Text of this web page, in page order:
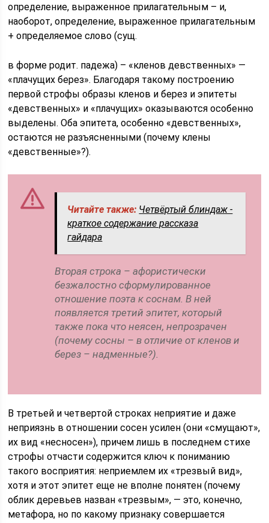
определение, выраженное прилагательным – и,
наоборот, определение, выраженное прилагательным
+ определяемое слово (сущ.
в форме родит. падежа) – «кленов девственных» —
«плачущих берез». Благодаря такому построению
первой строфы образы кленов и берез и эпитеты
«девственных» и «плачущих» оказываются особенно
выделены. Оба эпитета, особенно «девственных»,
остаются не разъясненными (почему клены
«девственные»?).
Читайте также: Четвёртый блиндаж -
краткое содержание рассказа
гайдара
Вторая строка – афористически
безжалостно сформулированное
отношение поэта к соснам. В ней
появляется третий эпитет, который
также пока что неясен, непрозрачен
(почему сосны – в отличие от кленов и
берез – надменные?).
В третьей и четвертой строках неприятие и даже
неприязнь в отношении сосен усилен (они «смущают»,
их вид «несносен»), причем лишь в последнем стихе
строфы отчасти содержится ключ к пониманию
такого восприятия: неприемлем их «трезвый вид»,
хотя и этот эпитет еще не вполне понятен (почему
облик деревьев назван «трезвым», — это, конечно,
метафора, но по какому признаку совершается